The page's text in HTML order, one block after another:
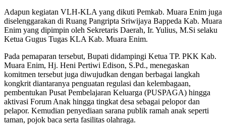
Adapun kegiatan VLH-KLA yang dikuti Pemkab. Muara Enim juga
diselenggarakan di Ruang Pangripta Sriwijaya Bappeda Kab. Muara
Enim yang dipimpin oleh Sekretaris Daerah, Ir. Yulius, M.Si selaku
Ketua Gugus Tugas KLA Kab. Muara Enim.
Pada pemaparan tersebut, Bupati didampingi Ketua TP. PKK Kab.
Muara Enim, Hj. Heni Pertiwi Edison, S.Pd., menegaskan
komitmen tersebut juga diwujudkan dengan berbagai langkah
kongkrit diantaranya penguatan regulasi dan kelembagaan,
pembentukan Pusat Pembelajaran Keluarga (PUSPAGA) hingga
aktivasi Forum Anak hingga tingkat desa sebagai pelopor dan
pelapor. Kemudian penyediaan sarana publik ramah anak seperti
taman, pojok baca serta fasilitas olahraga.